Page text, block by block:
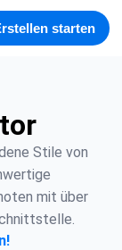
starten
Stile von
mit über